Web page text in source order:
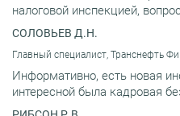
налоговой инспекцией,
СОЛОВЬЕВ Д.Н.
Главный специалист, Транснефть
Информативно, есть новая
интересной была кадровая